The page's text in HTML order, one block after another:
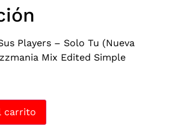
Players – Solo Tu (Nueva
Mix Edited Simple
carrito